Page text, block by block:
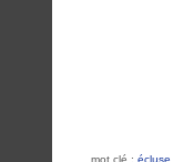
mot clé : écluse